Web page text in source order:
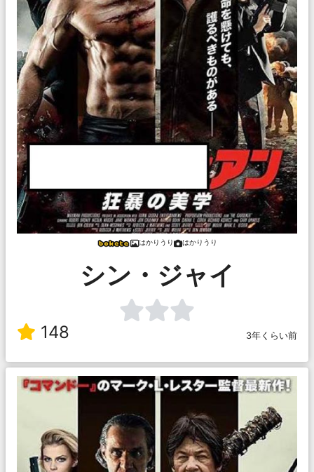
はかりうり はかりうり
シン・ジャイ
148 3年くらい前